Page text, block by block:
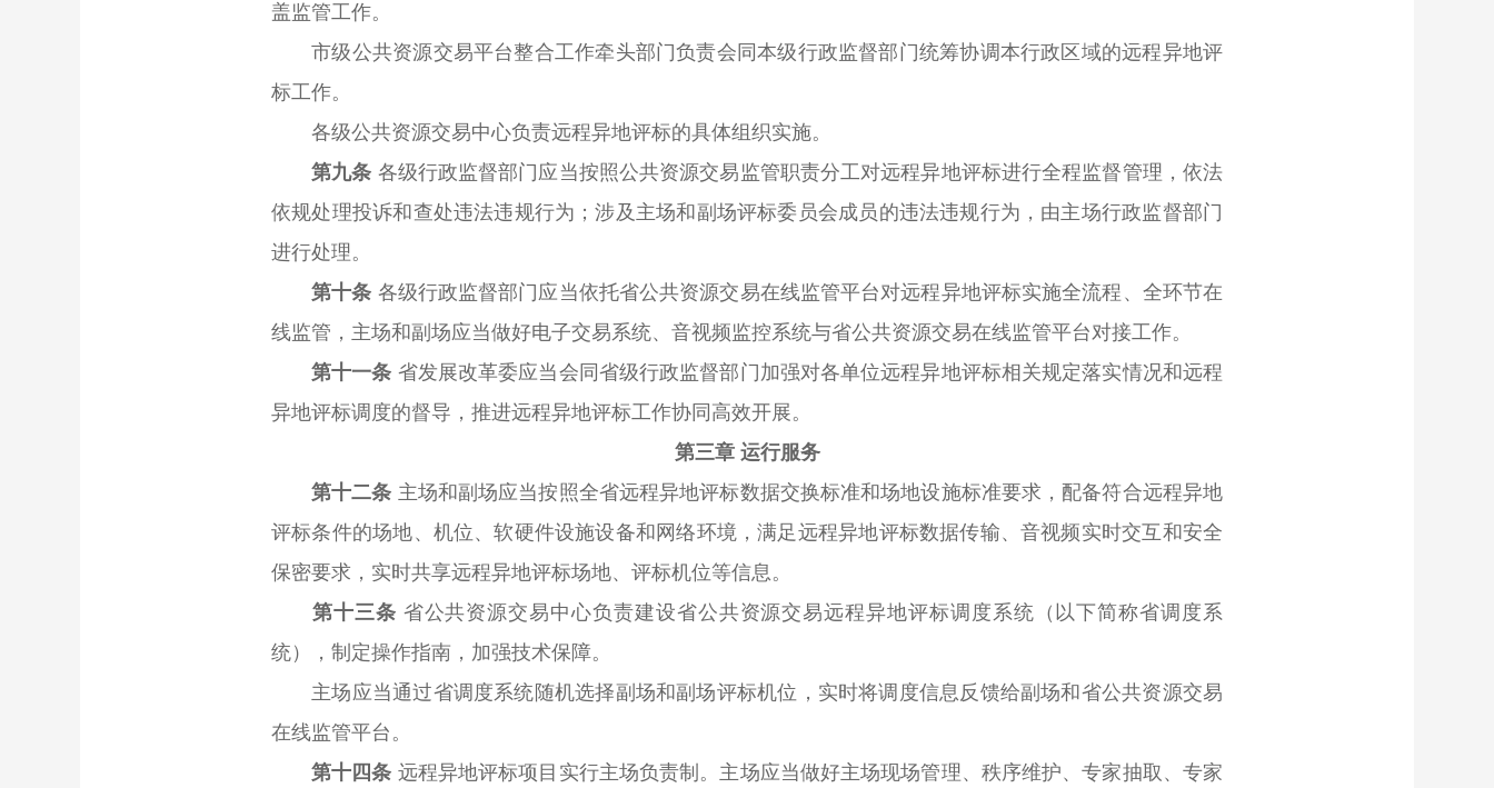
盖监管工作。
市级公共资源交易平台整合工作牵头部门负责会同本级行政监督部门统筹协调本行政区域的远程异地评
标工作。
各级公共资源交易中心负责远程异地评标的具体组织实施。
第九条 各级行政监督部门应当按照公共资源交易监管职责分工对远程异地评标进行全程监督管理，依法
依规处理投诉和查处违法违规行为；涉及主场和副场评标委员会成员的违法违规行为，由主场行政监督部门
进行处理。
第十条 各级行政监督部门应当依托省公共资源交易在线监管平台对远程异地评标实施全流程、全环节在
线监管，主场和副场应当做好电子交易系统、音视频监控系统与省公共资源交易在线监管平台对接工作。
第十一条 省发展改革委应当会同省级行政监督部门加强对各单位远程异地评标相关规定落实情况和远程
异地评标调度的督导，推进远程异地评标工作协同高效开展。
第三章 运行服务
第十二条 主场和副场应当按照全省远程异地评标数据交换标准和场地设施标准要求，配备符合远程异地
评标条件的场地、机位、软硬件设施设备和网络环境，满足远程异地评标数据传输、音视频实时交互和安全
保密要求，实时共享远程异地评标场地、评标机位等信息。
第十三条 省公共资源交易中心负责建设省公共资源交易远程异地评标调度系统（以下简称省调度系
统），制定操作指南，加强技术保障。
主场应当通过省调度系统随机选择副场和副场评标机位，实时将调度信息反馈给副场和省公共资源交易
在线监管平台。
第十四条 远程异地评标项目实行主场负责制。主场应当做好主场现场管理、秩序维护、专家抽取、专家